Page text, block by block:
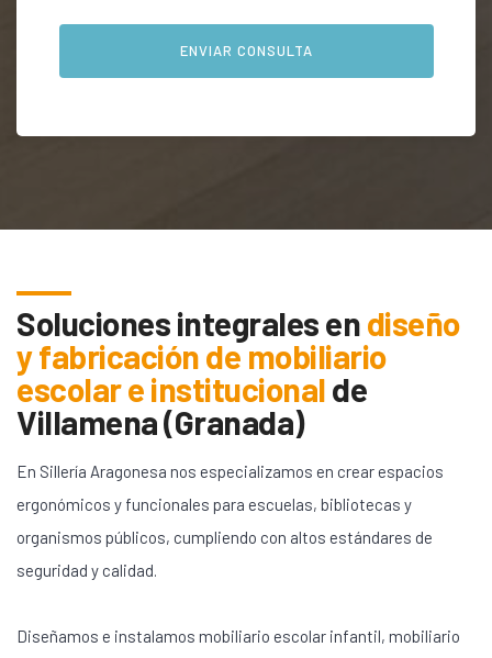
Soluciones integrales endiseño
y fabricación de mobiliario
escolar e institucionalde
Villamena (Granada)
En Sillería Aragonesa nos especializamos en crear espacios
ergonómicos y funcionales para escuelas, bibliotecas y
organismos públicos, cumpliendo con altos estándares de
seguridad y calidad.
Diseñamos e instalamos mobiliario escolar infantil, mobiliario